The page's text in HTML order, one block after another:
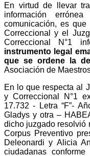
En virtud de llevar
información
comunicación, es
Correccional y el
Correccional N°1
instrumento legal
que se ordene la
Asociación de
En lo que respecta al
y Correccional N°1
17.732 - Letra “F”-
Gladys y otra –
dicho juzgado resolvió
Corpus Preventivo
Deleonardi y Alicia
ciudadanas